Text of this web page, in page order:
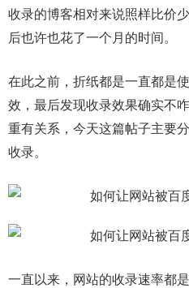
收录的博客相对来说照样比价
后也许也花了一个月的时间。
在此之前，折纸都是一直都是
效，最后发现收录效果确实不
重有关系，今天这篇帖子主要
收录。
一直以来，网站的收录速率都